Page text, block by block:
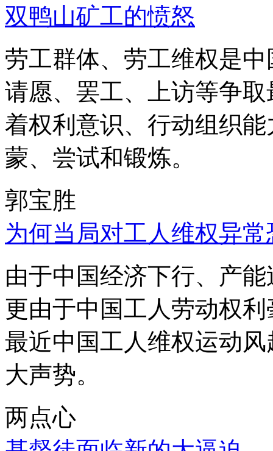
双鸭山矿工的愤怒
劳工群体、劳工维权是
请愿、罢工、上访等争
着权利意识、行动组织
蒙、尝试和锻炼。
郭宝胜
为何当局对工人维权异
由于中国经济下行、产
更由于中国工人劳动权
最近中国工人维权运动
大声势。
两点心